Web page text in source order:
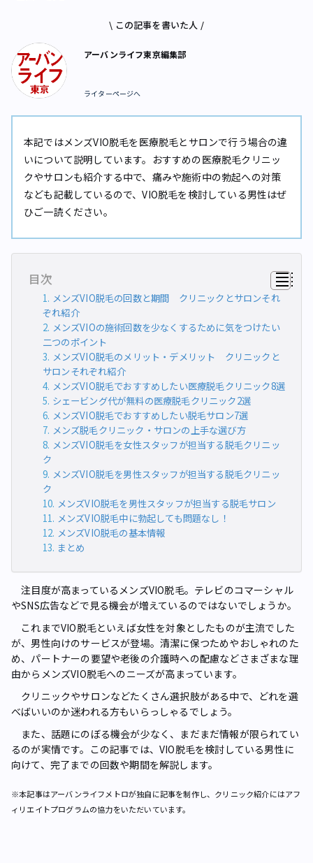
\ この記事を書いた人 /
アーバンライフ東京編集部
ライターページへ
本記ではメンズVIO脱毛を医療脱毛とサロンで行う場合の違
いについて説明しています。おすすめの医療脱毛クリニッ
クやサロンも紹介する中で、痛みや施術中の勃起への対策
なども記載しているので、VIO脱毛を検討している男性はぜ
ひご一読ください。
目次
メンズVIO脱毛の回数と期間 クリニックとサロンそれ
ぞれ紹介
メンズVIOの施術回数を少なくするために気をつけたい
二つのポイント
メンズVIO脱毛のメリット・デメリット クリニックと
サロンそれぞれ紹介
メンズVIO脱毛でおすすめしたい医療脱毛クリニック8選
シェービング代が無料の医療脱毛クリニック2選
メンズVIO脱毛でおすすめしたい脱毛サロン7選
メンズ脱毛クリニック・サロンの上手な選び方
メンズVIO脱毛を女性スタッフが担当する脱毛クリニッ
ク
メンズVIO脱毛を男性スタッフが担当する脱毛クリニッ
ク
メンズVIO脱毛を男性スタッフが担当する脱毛サロン
メンズVIO脱毛中に勃起しても問題なし！
メンズVIO脱毛の基本情報
まとめ
注目度が高まっているメンズVIO脱毛。テレビのコマーシャル
やSNS広告などで見る機会が増えているのではないでしょうか。
これまでVIO脱毛といえば女性を対象としたものが主流でした
が、男性向けのサービスが登場。清潔に保つためやおしゃれのた
め、パートナーの要望や老後の介護時への配慮などさまざまな理
由からメンズVIO脱毛へのニーズが高まっています。
クリニックやサロンなどたくさん選択肢がある中で、どれを選
べばいいのか迷われる方もいらっしゃるでしょう。
また、話題にのぼる機会が少なく、まだまだ情報が限られてい
るのが実情です。この記事では、VIO脱毛を検討している男性に
向けて、完了までの回数や期間を解説します。
※本記事はアーバンライフメトロが独自に記事を制作し、クリニック紹介にはアフ
ィリエイトプログラムの協力をいただいています。